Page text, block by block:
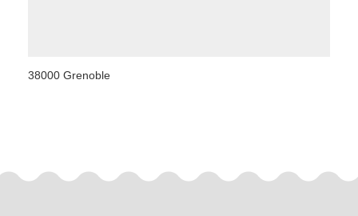
38000 Grenoble